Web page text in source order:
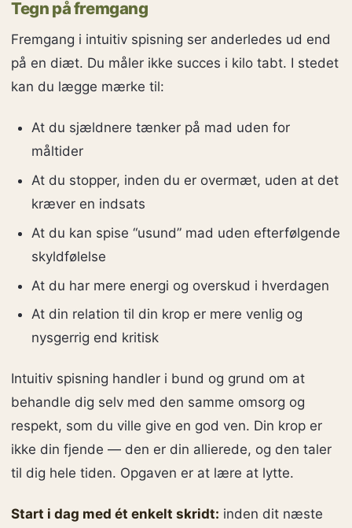
Tegn på fremgang
Fremgang i intuitiv spisning ser anderledes ud end
på en diæt. Du måler ikke succes i kilo tabt. I stedet
kan du lægge mærke til:
At du sjældnere tænker på mad uden for
måltider
At du stopper, inden du er overmæt, uden at det
kræver en indsats
At du kan spise “usund” mad uden efterfølgende
skyldfølelse
At du har mere energi og overskud i hverdagen
At din relation til din krop er mere venlig og
nysgerrig end kritisk
Intuitiv spisning handler i bund og grund om at
behandle dig selv med den samme omsorg og
respekt, som du ville give en god ven. Din krop er
ikke din fjende — den er din allierede, og den taler
til dig hele tiden. Opgaven er at lære at lytte.
Start i dag med ét enkelt skridt: inden dit næste